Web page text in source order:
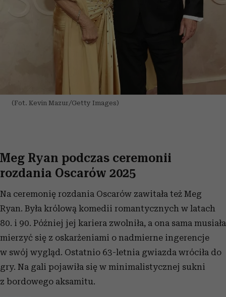
(Fot. Kevin Mazur/Getty Images)
Meg Ryan podczas ceremonii
rozdania Oscarów 2025
Na ceremonię rozdania Oscarów zawitała też Meg
Ryan. Była królową komedii romantycznych w latach
80. i 90. Później jej kariera zwolniła, a ona sama musiała
mierzyć się z oskarżeniami o nadmierne ingerencje
w swój wygląd. Ostatnio 63-letnia gwiazda wróciła do
gry. Na gali pojawiła się w minimalistycznej sukni
z bordowego aksamitu.